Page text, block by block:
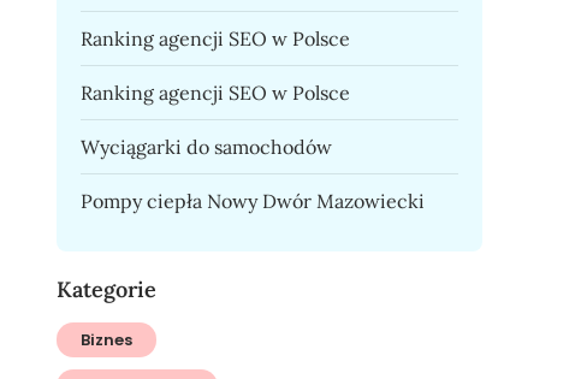
Ranking agencji SEO w Polsce
Ranking agencji SEO w Polsce
Wyciągarki do samochodów
Pompy ciepła Nowy Dwór Mazowiecki
Kategorie
Biznes